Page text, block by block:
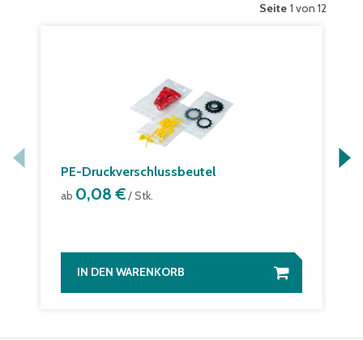
Seite 1 von 12
PE-Druckverschlussbeutel
ab 0,08 €/ Stk.
IN DEN WARENKORB